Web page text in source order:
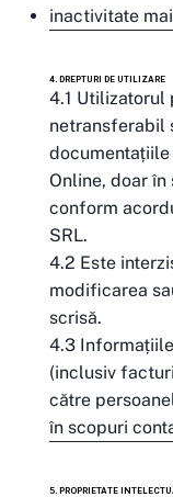
inactivitate
4. DREPTURI DE UTILIZARE
4.1 Utilizatorul
netransferabil
Online, doar
conform
SRL.
4.2 Este
modificarea
scrisă.
4.3
(inclusiv
către
în scopuri
5. PROPRIETATE